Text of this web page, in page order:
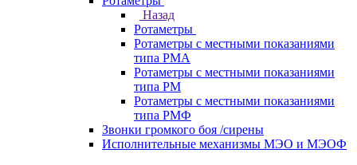
Назад
Ротаметры
Ротаметры с местными показаниями
типа РМА
Ротаметры с местными показаниями
типа РМ
Ротаметры с местными показаниями
типа РМФ
Звонки громкого боя /сирены
Исполнительные механизмы МЭО и МЭОФ